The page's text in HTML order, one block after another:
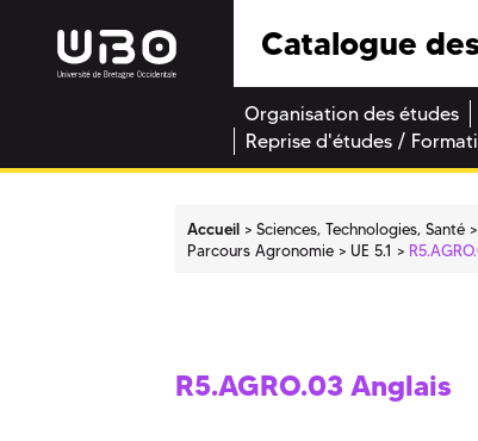
Catalogue
Organisation des études
Reprise d'études /
Accueil Sciences, Technologies, Santé
Parcours Agronomie
UE 5.1
R5.AGRO.03 Anglais